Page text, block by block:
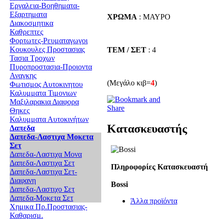
Εργαλεια-Βοηθηματα-
Εξαρτηματα
Διακοσμητικα
Καθρεπτες
Φορτωτες-Ρευματαγωγοι
Κουκουλες Προστασιας
Τασια Τροχων
Πυροπροστασια-Προιοντα
Αναγκης
Φωτισμος Αυτοκινητου
Καλυμματα Τιμονιων
Μαξιλαρακια Διαφορα
Θηκες
Καλυμματα Αυτοκινήτων
Δαπεδα
Δαπεδα-Λαστιχα Μοκετα
Σετ
Δαπεδα-Λαστιχα Μονα
Δαπεδα-Λαστιχα Σετ
Δαπεδα-Λαστιχα Σετ-
Διαφανη
Δαπεδα-Λαστιχο Σετ
Δαπεδα-Μοκετα Σετ
Χημικα Πρ.Προστασιας-
Καθαρισμ.
ΧΡΩΜΑ : ΜΑΥΡΟ
ΤΕΜ / ΣΕΤ : 4
(Μεγάλο κιβ=4)
Κατασκευαστής
Πληροφορίες Κατασκευαστή
Bossi
Άλλα προϊόντα